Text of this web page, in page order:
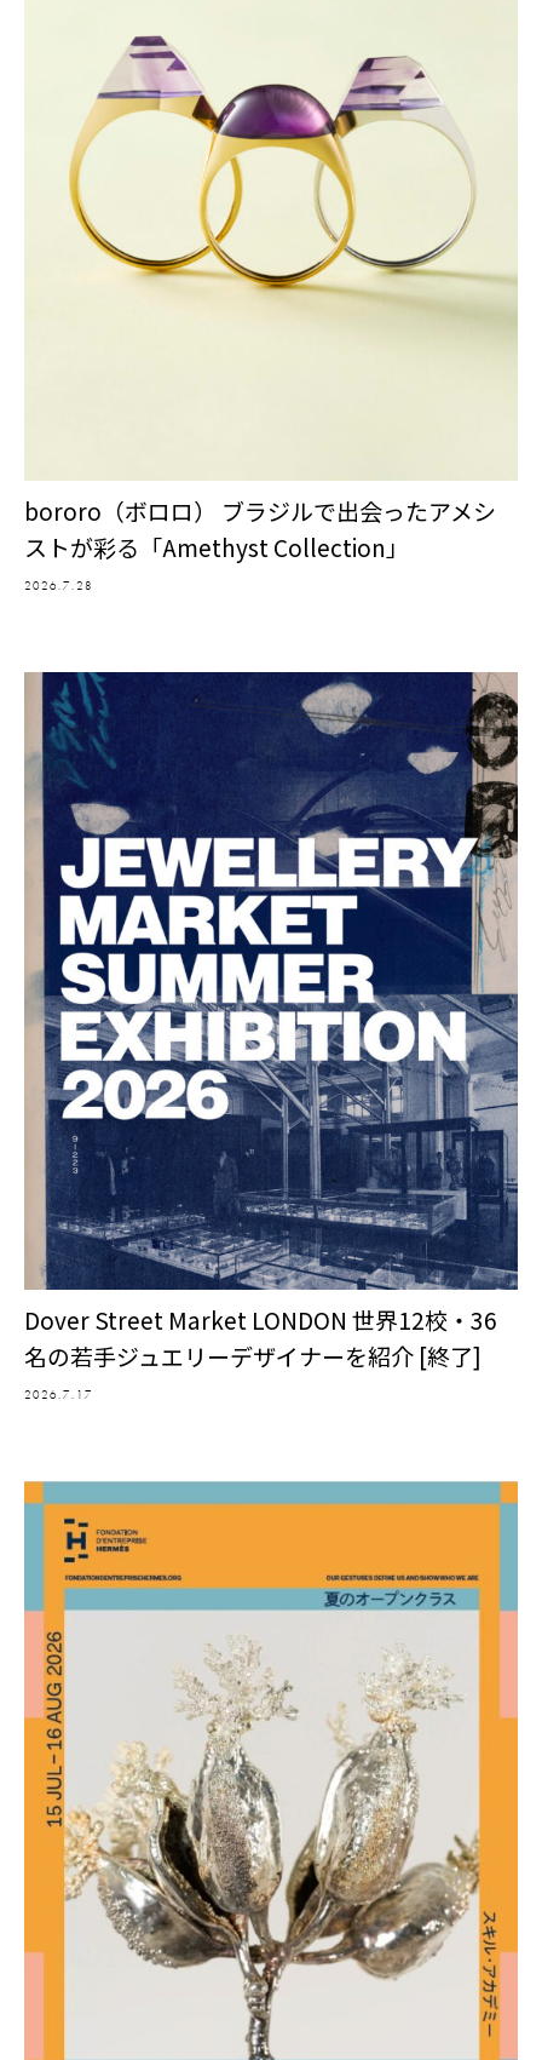
bororo（ボロロ） ブラジルで出会ったアメシ
ストが彩る「Amethyst Collection」
2026.7.28
Dover Street Market LONDON 世界12校・36
名の若手ジュエリーデザイナーを紹介 [終了]
2026.7.17